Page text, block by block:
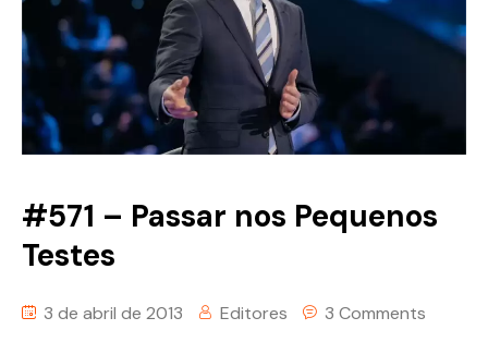
#571 – Passar nos Pequenos
Testes
3 de abril de 2013 Editores 3 Comments